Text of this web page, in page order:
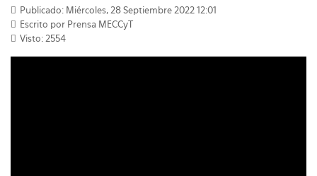
Publicado: Miércoles, 28 Septiembre 2022 12:01
Escrito por Prensa MECCyT
Visto: 2554